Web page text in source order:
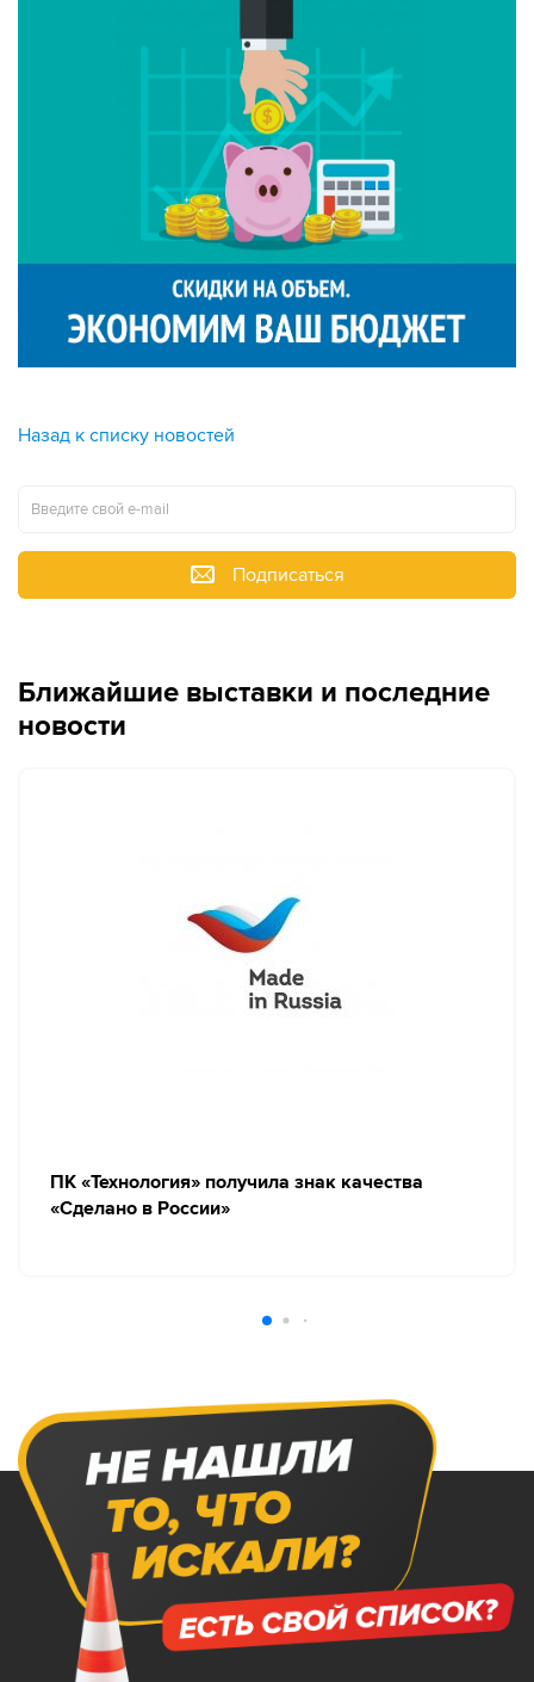
Назад к списку новостей
Подписаться
Ближайшие выставки и последние
новости
ПК «Технология» получила знак качества
«Сделано в России»